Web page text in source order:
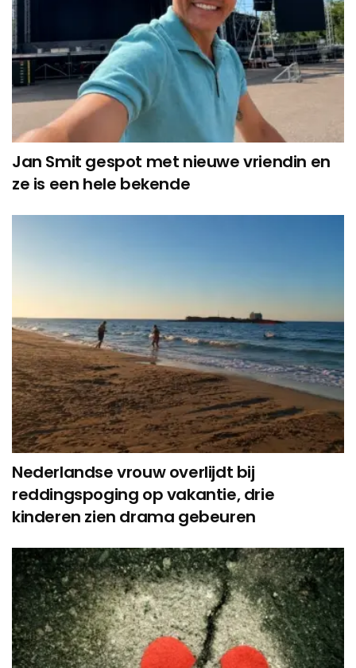
Jan Smit gespot met nieuwe vriendin en
ze is een hele bekende
Nederlandse vrouw overlijdt bij
reddingspoging op vakantie, drie
kinderen zien drama gebeuren